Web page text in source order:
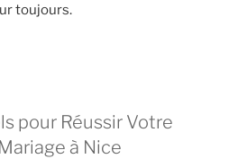
toujours.
pour Réussir Votre
à Nice